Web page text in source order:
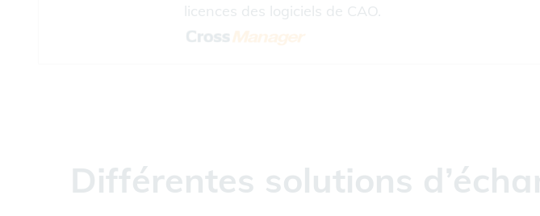
licences des logiciels de CAO.
Différentes solutions